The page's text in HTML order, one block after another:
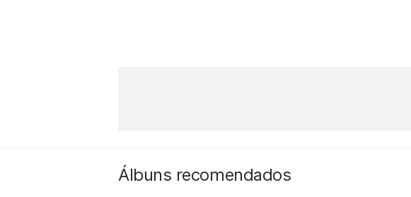
Álbuns recomendados